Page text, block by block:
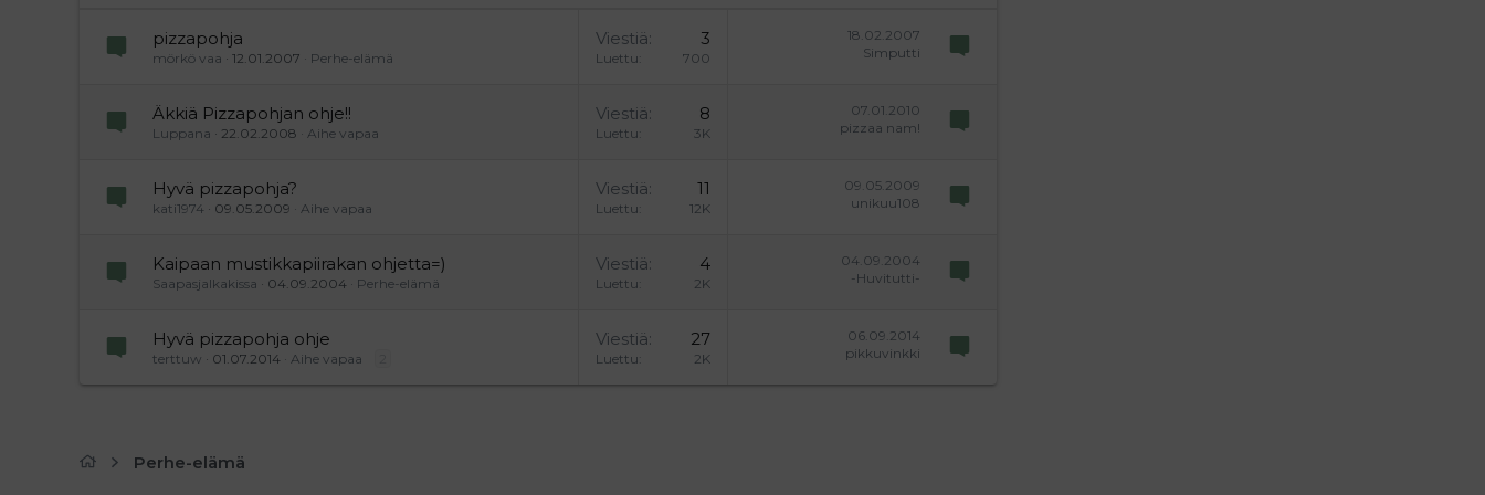
pizzapohja
mörkö vaa 12.01.2007 Perhe-elämä
Viestiä 3
Luettu 700
18.02.2007
Simputti
Äkkiä Pizzapohjan ohje!!
Luppana 22.02.2008 Aihe vapaa
Viestiä 8
Luettu 3K
07.01.2010
pizzaa nam!
Hyvä pizzapohja?
kati1974 09.05.2009 Aihe vapaa
Viestiä 11
Luettu 12K
09.05.2009
unikuu108
Kaipaan mustikkapiirakan ohjetta=)
Saapasjalkakissa 04.09.2004 Perhe-elämä
Viestiä 4
Luettu 2K
04.09.2004
-Huvitutti-
Hyvä pizzapohja ohje
terttuw 01.07.2014 Aihe vapaa
Viestiä 27
Luettu 2K
06.09.2014
pikkuvinkki
Perhe-elämä